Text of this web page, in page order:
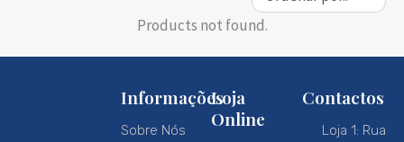
Products not found.
Informações
Sobre Nós
Loja
Online
Contactos
Loja 1: Rua